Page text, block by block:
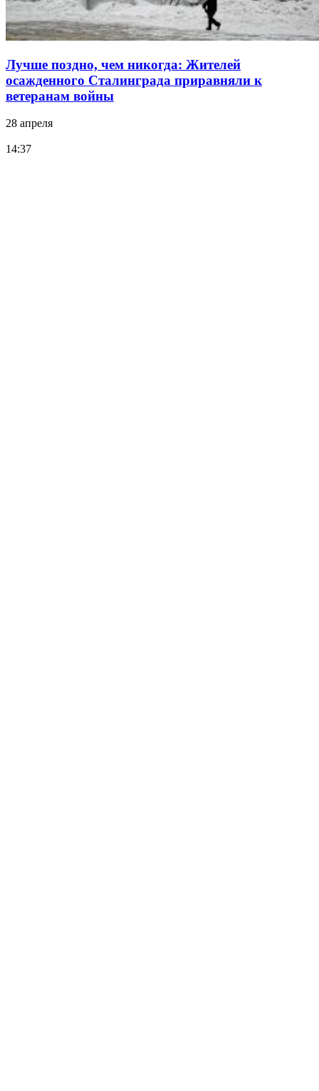
Лучше поздно, чем никогда: Жителей
осажденного Сталинграда приравняли к
ветеранам войны
28 апреля
14:37